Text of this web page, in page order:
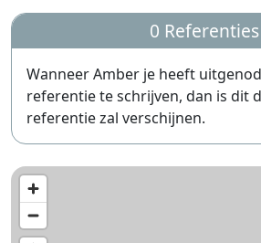
0 Referenties
Wanneer Amber je heeft
referentie te schrijven, dan is dit
referentie zal verschijnen.